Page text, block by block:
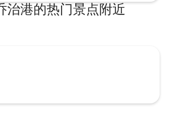
治港的热门景点附近